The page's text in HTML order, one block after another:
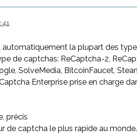
automatiquement la plupart des
de captchas: ReCaptcha-2,
SolveMedia, BitcoinFaucet,
Enterprise prise en charge
précis
de captcha le plus rapide au